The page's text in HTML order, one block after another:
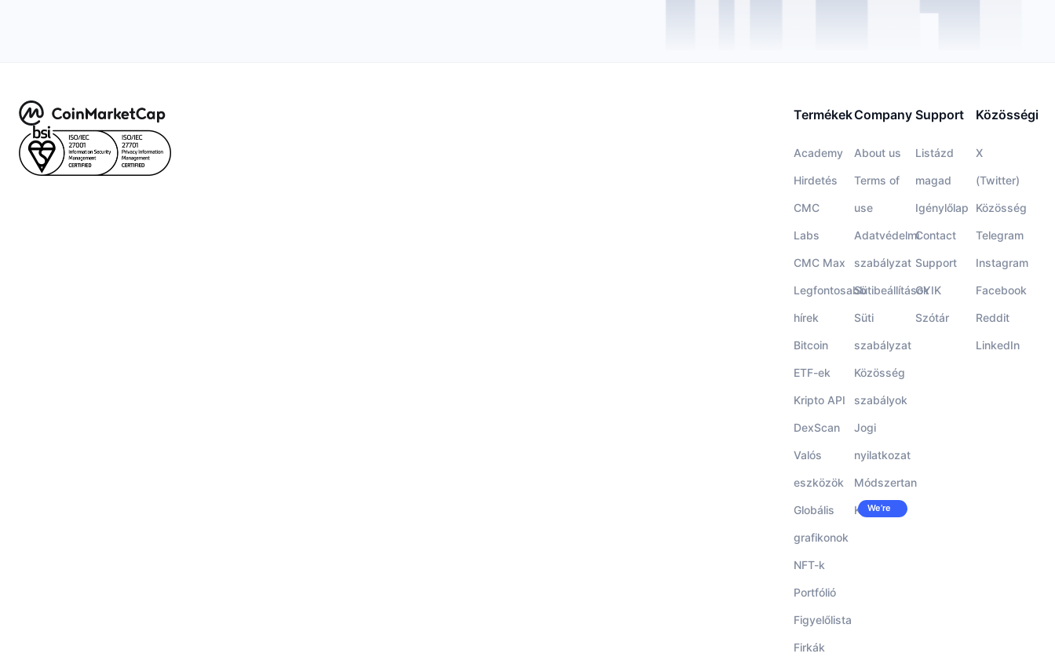
Termékek
Academy
Hirdetés
CMC
Labs
CMC Max
Legfontosabb
hírek
Bitcoin
ETF-ek
Kripto API
DexScan
Valós
eszközök
Globális
grafikonok
NFT-k
Portfólió
Figyelőlista
Firkák
Company
About us
Terms of
use
Adatvédelmi
szabályzat
Sütibeállítások
Süti
szabályzat
Közösség
szabályok
Jogi
nyilatkozat
Módszertan
Karrier
We’re
Support
Listázd
magad
Igénylőlap
Contact
Support
GYIK
Szótár
Közösségi
X
(Twitter)
Közösség
Telegram
Instagram
Facebook
Reddit
LinkedIn